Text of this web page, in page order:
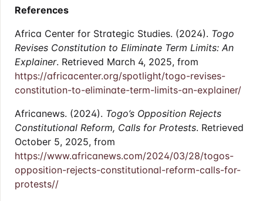
References
Africa Center for Strategic Studies. (2024). Togo
Revises Constitution to Eliminate Term Limits: An
Explainer. Retrieved March 4, 2025, from
https://africacenter.org/spotlight/togo-revises-
constitution-to-eliminate-term-limits-an-explainer/
Africanews. (2024). Togo’s Opposition Rejects
Constitutional Reform, Calls for Protests. Retrieved
October 5, 2025, from
https://www.africanews.com/2024/03/28/togos-
opposition-rejects-constitutional-reform-calls-for-
protests//